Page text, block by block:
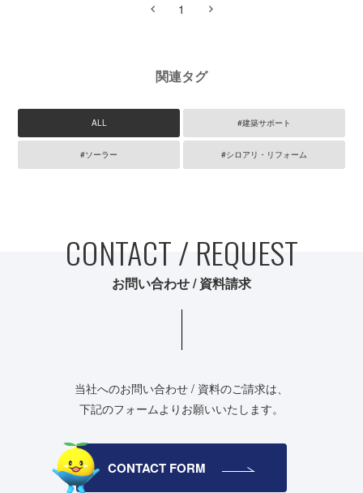
1
関連タグ
ALL #建築サポート
#ソーラー #シロアリ・リフォーム
CONTACT / REQUEST
お問い合わせ / 資料請求
当社へのお問い合わせ / 資料のご請求は、
下記のフォームよりお願いいたします。
CONTACT FORM